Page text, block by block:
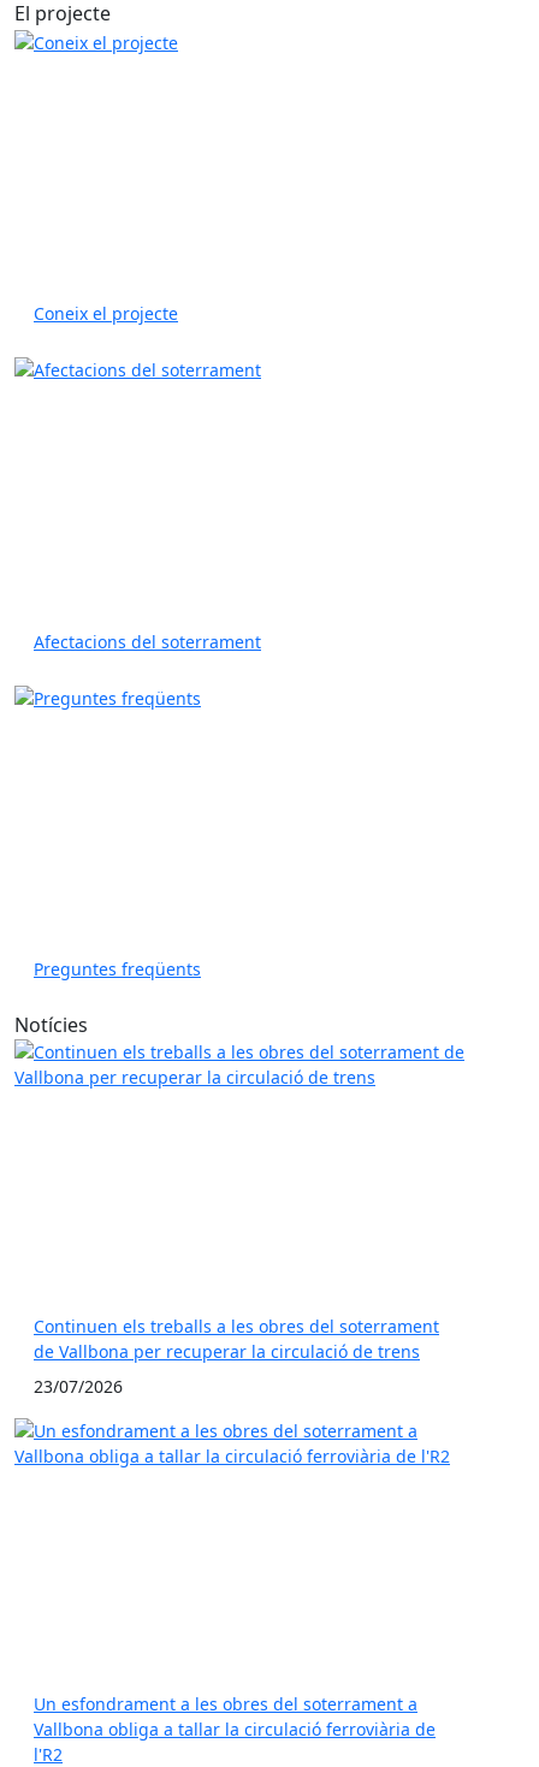
El projecte
Coneix el projecte
Afectacions del soterrament
Preguntes freqüents
Notícies
Continuen els treballs a les obres del soterrament
de Vallbona per recuperar la circulació de trens
23/07/2026
Un esfondrament a les obres del soterrament a
Vallbona obliga a tallar la circulació ferroviària de
l'R2